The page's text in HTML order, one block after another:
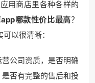
用商店里各种各样的
app哪款性价比最高？
以很清晰：
营公司资质，是否明确
否有完整的售后和投